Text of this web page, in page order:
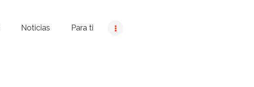
Noticias Para ti